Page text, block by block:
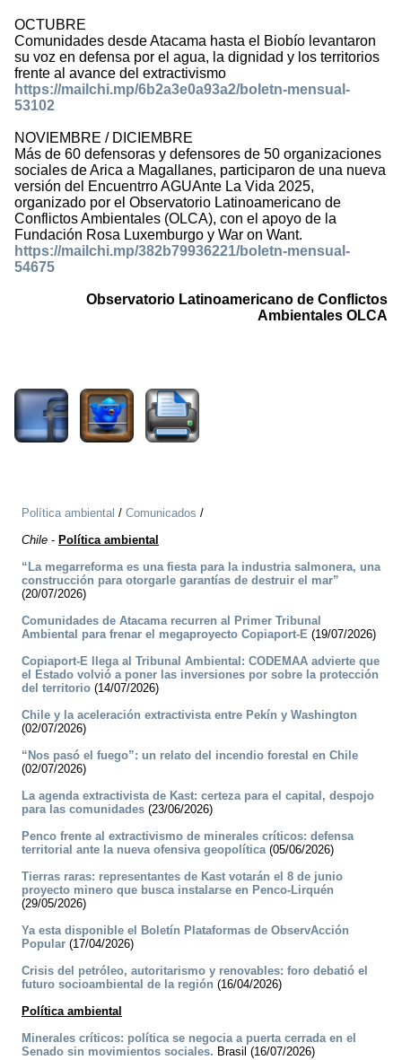
OCTUBRE
Comunidades desde Atacama hasta el Biobío levantaron
su voz en defensa por el agua, la dignidad y los territorios
frente al avance del extractivismo
https://mailchi.mp/6b2a3e0a93a2/boletn-mensual-
53102
NOVIEMBRE / DICIEMBRE
Más de 60 defensoras y defensores de 50 organizaciones
sociales de Arica a Magallanes, participaron de una nueva
versión del Encuentrro AGUAnte La Vida 2025,
organizado por el Observatorio Latinoamericano de
Conflictos Ambientales (OLCA), con el apoyo de la
Fundación Rosa Luxemburgo y War on Want.
https://mailchi.mp/382b79936221/boletn-mensual-
54675
Observatorio Latinoamericano de Conflictos
Ambientales OLCA
Política ambiental / Comunicados /
Chile - Política ambiental
“La megarreforma es una fiesta para la industria salmonera, una
construcción para otorgarle garantías de destruir el mar”
(20/07/2026)
Comunidades de Atacama recurren al Primer Tribunal
Ambiental para frenar el megaproyecto Copiaport-E (19/07/2026)
Copiaport-E llega al Tribunal Ambiental: CODEMAA advierte que
el Estado volvió a poner las inversiones por sobre la protección
del territorio (14/07/2026)
Chile y la aceleración extractivista entre Pekín y Washington
(02/07/2026)
“Nos pasó el fuego”: un relato del incendio forestal en Chile
(02/07/2026)
La agenda extractivista de Kast: certeza para el capital, despojo
para las comunidades (23/06/2026)
Penco frente al extractivismo de minerales críticos: defensa
territorial ante la nueva ofensiva geopolítica(05/06/2026)
Tierras raras: representantes de Kast votarán el 8 de junio
proyecto minero que busca instalarse en Penco-Lirquén
(29/05/2026)
Ya esta disponible el Boletín Plataformas de ObservAcción
Popular (17/04/2026)
Crisis del petróleo, autoritarismo y renovables: foro debatió el
futuro socioambiental de la región (16/04/2026)
Política ambiental
Minerales críticos: política se negocia a puerta cerrada en el
Senado sin movimientos sociales. Brasil (16/07/2026)